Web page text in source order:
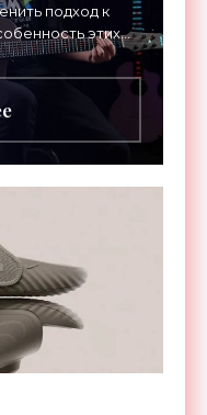
подход к
этих
RGB-подсветка